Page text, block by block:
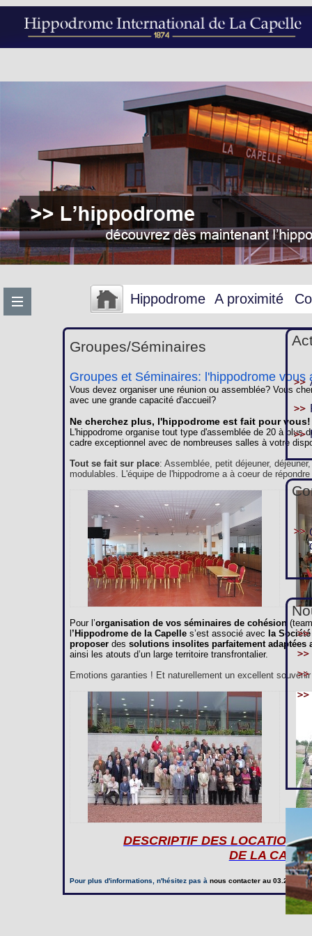
Hippodrome A proximité
Groupes/Séminaires
Groupes et Séminaires: l'hippodrome vous
Vous devez organiser une réunion ou assemblée? Vous
avec une grande capacité d'accueil?
Ne cherchez plus, l'hippodrome est fait pour vous!
L'hippodrome organise tout type d'assemblée de 20 à plus
cadre exceptionnel avec de nombreuses salles à votre
Tout se fait sur place: Assemblée, petit déjeuner,
modulables. L'équipe de l'hippodrome a à coeur de
Pour l’organisation de vos séminaires de cohésion
’Hippodrome de la Capelles’est associé avec la
proposer des solutions insolites parfaitement adaptées
ainsi les atouts d’un large territoire transfrontalier.
Emotions garanties ! Et naturellement un excellent
DESCRIPTIF DES LOCATIONS
DE LA
Pour plus d'informations, n'hésitez pas à nous contacterau